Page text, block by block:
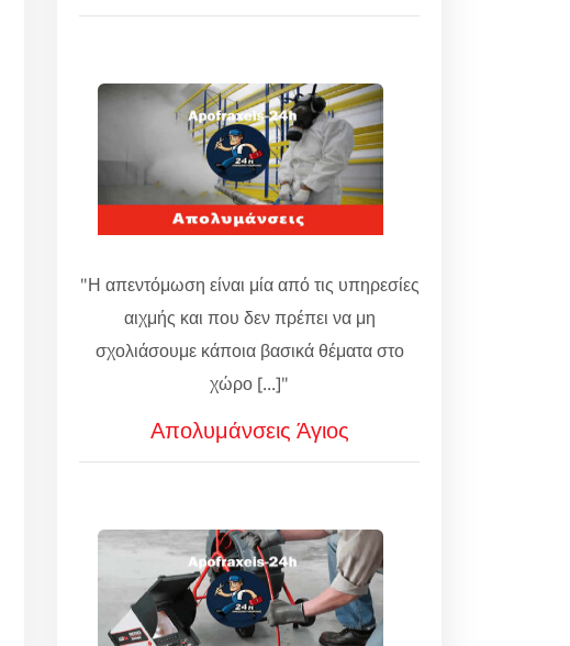
"Η απεντόμωση είναι μία από τις υπηρεσίες
αιχμής και που δεν πρέπει να μη
σχολιάσουμε κάποια βασικά θέματα στο
χώρο [...]"
Απολυμάνσεις Άγιος